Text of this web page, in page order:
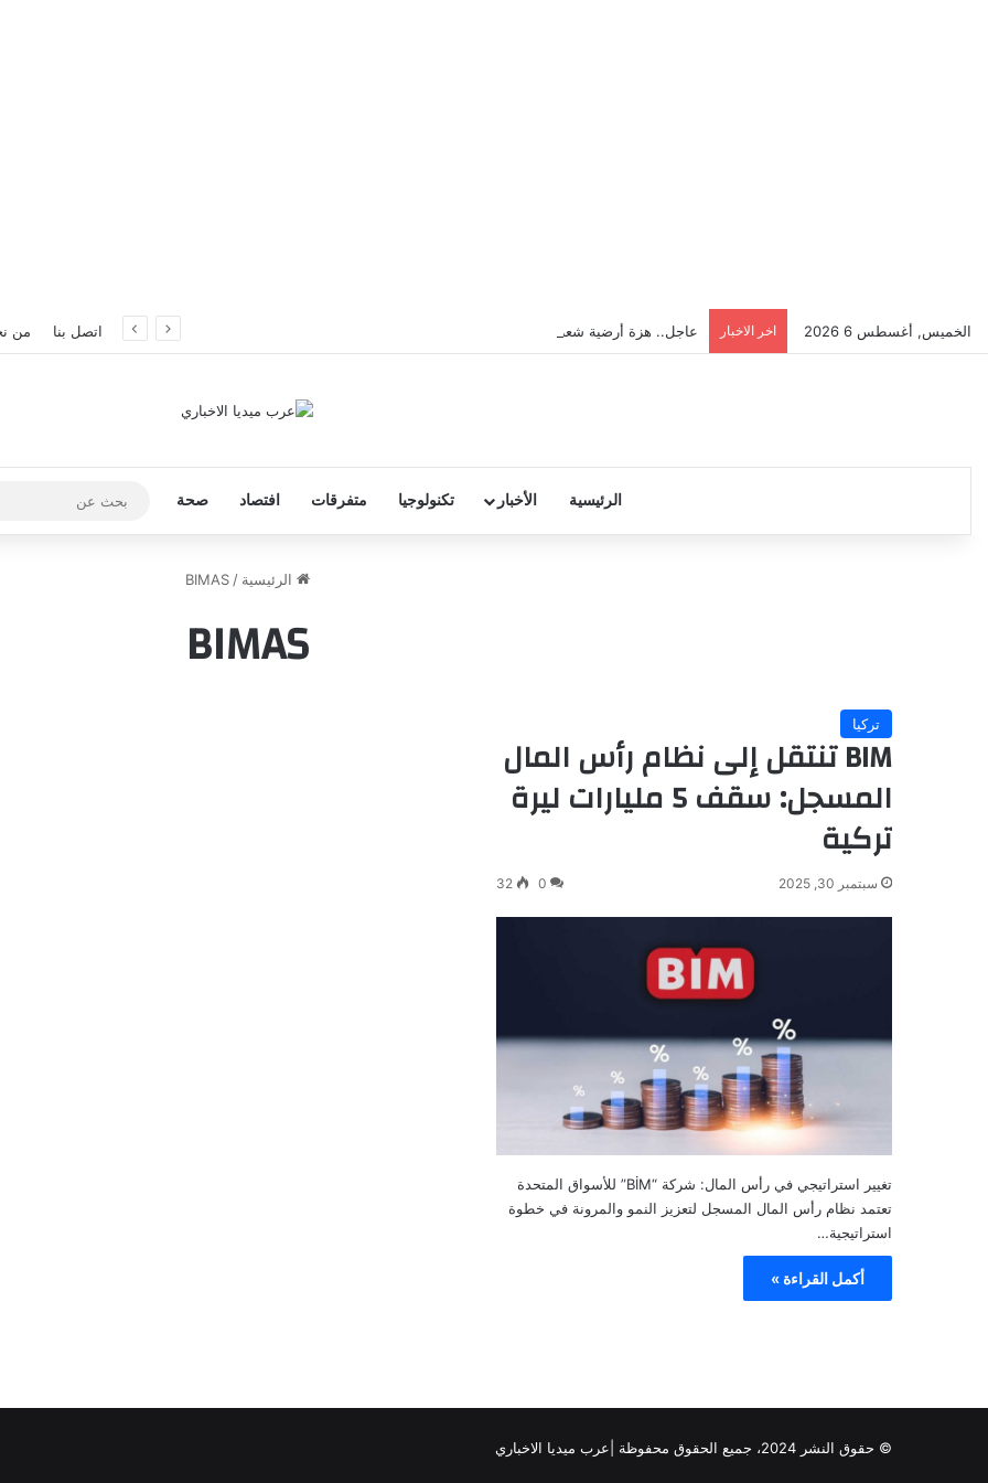
الخميس, أغسطس 6 2026 اخر الاخبار عاجل.. هزة أرضية شعر بها سكان إسطنبول اتصل بنا من
الرئيسية الأخبار تكنولوجيا متفرقات افتصاد صحة
الرئيسية /
BIMAS
BIMAS
تركيا
BIM تنتقل إلى نظام رأس المال
المسجل: سقف 5 مليارات ليرة
تركية
سبتمبر 30, 2025 0
32
تغيير استراتيجي في رأس المال: شركة “BİM” للأسواق المتحدة
تعتمد نظام رأس المال المسجل لتعزيز النمو والمرونة في خطوة
استراتيجية…
أكمل القراءة »
© حقوق النشر 2024، جميع الحقوق محفوظة |عرب ميديا الاخباري